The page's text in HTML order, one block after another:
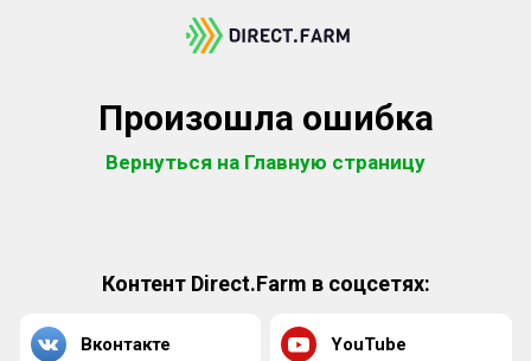
Произошла ошибка
Вернуться на Главную страницу
Контент Direct.Farm в соцсетях:
Вконтакте YouTube